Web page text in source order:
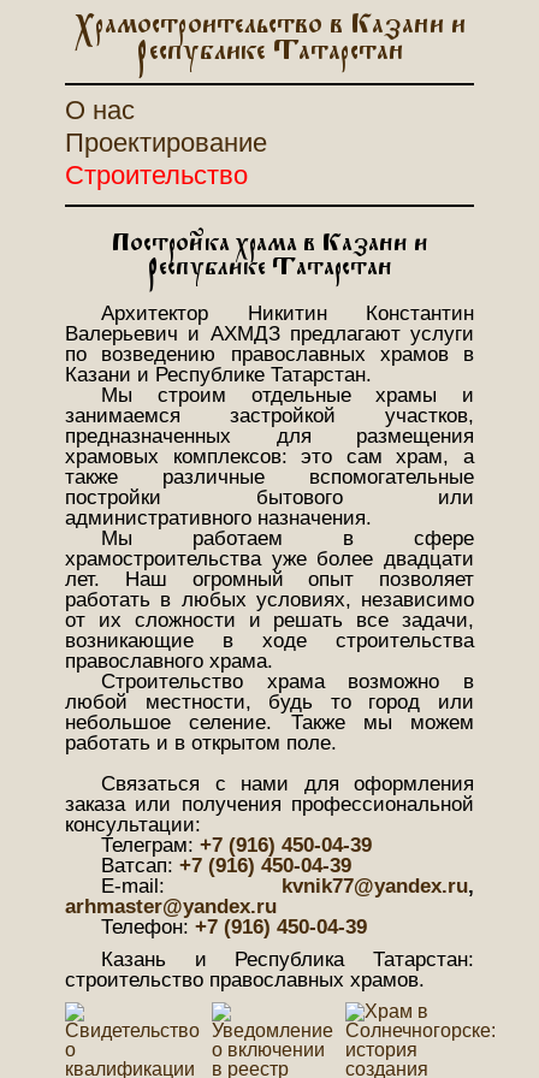
Храмостроительство в Казани и
Республике Татарстан
О нас
Проектирование
Строительство
Постройка храма в Казани и
Республике Татарстан
Архитектор Никитин Константин
Валерьевич и АХМДЗ предлагают услуги
по возведению православных храмов в
Казани и Республике Татарстан.
Мы строим отдельные храмы и
занимаемся застройкой участков,
предназначенных для размещения
храмовых комплексов: это сам храм, а
также различные вспомогательные
постройки бытового или
административного назначения.
Мы работаем в сфере
храмостроительства уже более двадцати
лет. Наш огромный опыт позволяет
работать в любых условиях, независимо
от их сложности и решать все задачи,
возникающие в ходе строительства
православного храма.
Строительство храма возможно в
любой местности, будь то город или
небольшое селение. Также мы можем
работать и в открытом поле.
Связаться с нами для оформления
заказа или получения профессиональной
консультации:
Телеграм: +7 (916) 450-04-39
Ватсап: +7 (916) 450-04-39
Е-mail: kvnik77@yandex.ru,
arhmaster@yandex.ru
Телефон: +7 (916) 450-04-39
Казань и Республика Татарстан:
строительство православных храмов.